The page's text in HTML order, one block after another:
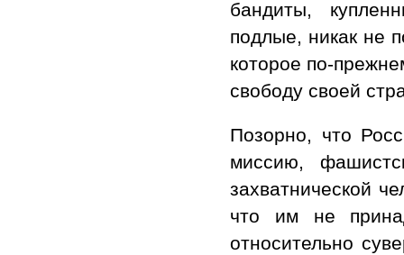
бандиты,
подлые, никак не
которое по-
свободу своей
Позорно, что
миссию,
захватнической
что им не
относительно